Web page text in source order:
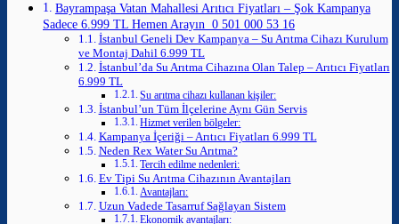
Bayrampaşa Vatan Mahallesi Arıtıcı Fiyatları – Şok Kampanya
Sadece 6.999 TL Hemen Arayın 0 501 000 53 16
İstanbul Geneli Dev Kampanya – Su Arıtma Cihazı Kurulum
ve Montaj Dahil 6.999 TL
İstanbul’da Su Arıtma Cihazına Olan Talep – Arıtıcı Fiyatları
6.999 TL
Su arıtma cihazı kullanan kişiler:
İstanbul’un Tüm İlçelerine Aynı Gün Servis
Hizmet verilen bölgeler:
Kampanya İçeriği – Arıtıcı Fiyatları 6.999 TL
Neden Rex Water Su Arıtma?
Tercih edilme nedenleri:
Ev Tipi Su Arıtma Cihazının Avantajları
Avantajları:
Uzun Vadede Tasarruf Sağlayan Sistem
Ekonomik avantajları: